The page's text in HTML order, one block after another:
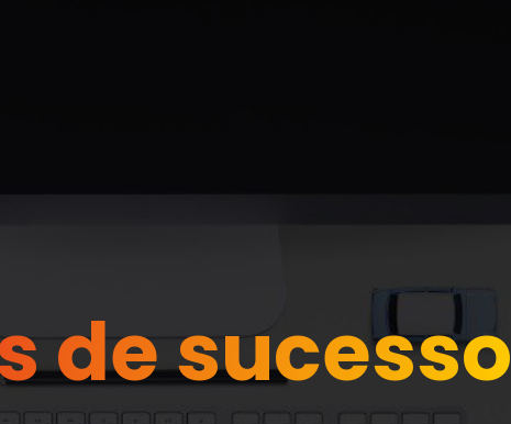
de sucesso